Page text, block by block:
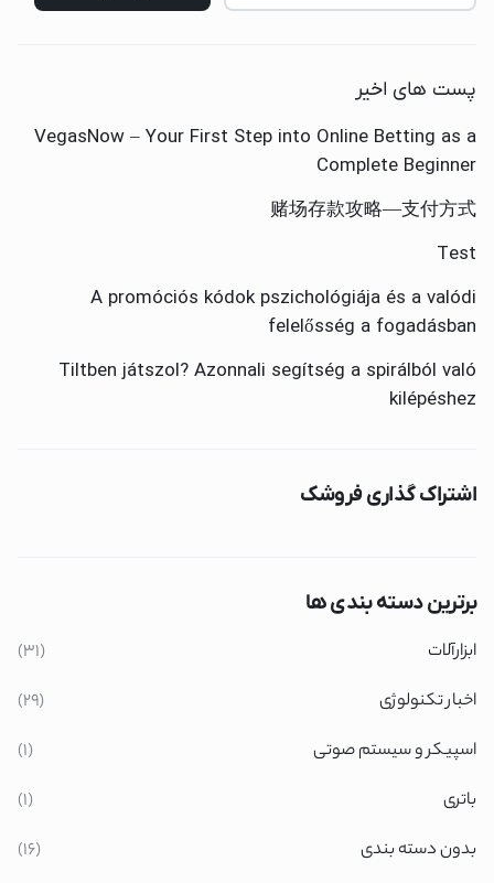
پست های اخیر
VegasNow – Your First Step into Online Betting as a
Complete Beginner
赌场存款攻略—支付方式
Test
A promóciós kódok pszichológiája és a valódi
felelősség a fogadásban
Tiltben játszol? Azonnali segítség a spirálból való
kilépéshez
اشتراک گذاری فروشک
برترین دسته بندی ها
ابزارآلات
(31)
اخبار تکنولوژی
(29)
اسپیکر و سیستم صوتی
(1)
باتری
(1)
بدون دسته بندی
(16)